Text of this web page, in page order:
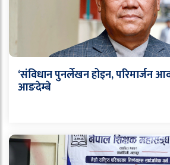
‘संविधान पुनर्लेखन होइन, परिमार्जन
आङदेम्बे